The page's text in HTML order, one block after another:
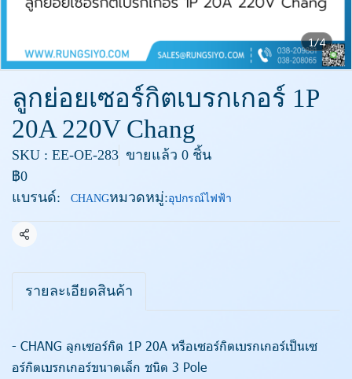
1/4
ลูกย่อยเซอร์กิตเบรกเกอร์ 1P
20A 220V Chang
SKU : EE-OE-283 ขายแล้ว 0 ชิ้น
฿0
แบรนด์:
CHANGหมวดหมู่:อุปกรณ์ไฟฟ้า
แชร์
รายละเอียดสินค้า
- CHANG ลูกเซอร์กิต 1P 20A หรือเซอร์กิตเบรกเกอร์เป็นเซ
อร์กิตเบรกเกอร์ขนาดเล็ก ชนิด 3 Pole